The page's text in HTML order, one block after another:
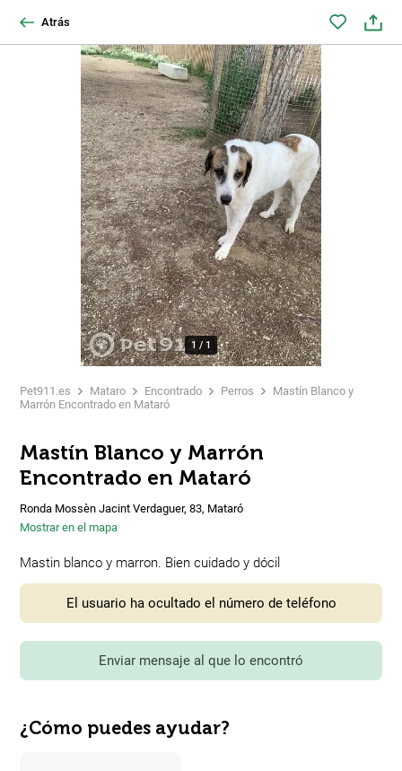
Atrás
1 / 1
Pet911.es Mataro Encontrado Perros
Mastín Blanco y
Marrón Encontrado en Mataró
Mastín Blanco y Marrón
Encontrado en Mataró
Ronda Mossèn Jacint Verdaguer, 83, Mataró
Mostrar en el mapa
Mastin blanco y marron. Bien cuidado y dócil
El usuario ha ocultado el número de teléfono
Enviar mensaje al que lo encontró
¿Cómo puedes ayudar?